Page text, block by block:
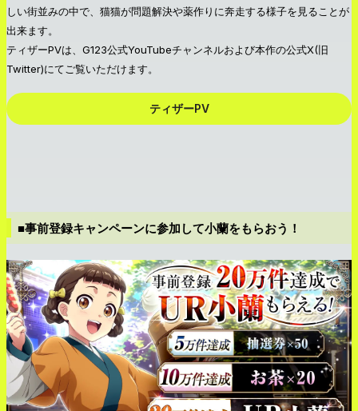
しい街並みの中で、猫猫が問題解決や薬作りに奔走する様子を見ることが
出来ます。
ティザーPVは、G123公式YouTubeチャンネルおよび本作の公式X(旧
Twitter)にてご覧いただけます。
ティザーPV
■事前登録キャンペーンに参加して小蘭をもらおう！